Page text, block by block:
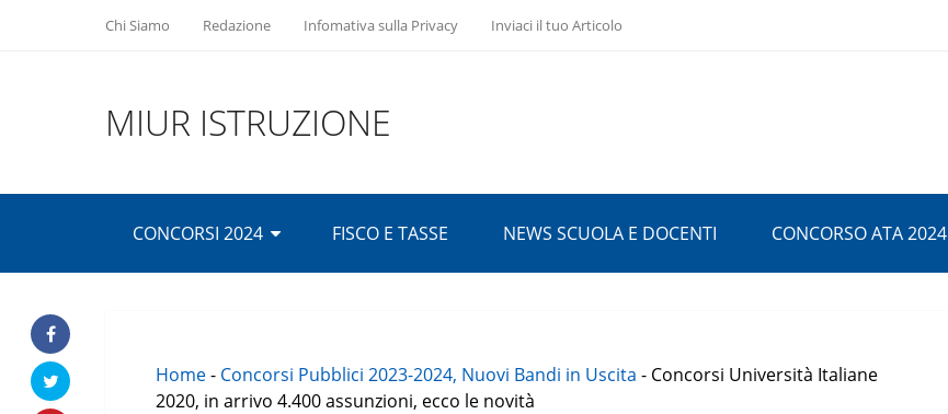
Chi Siamo Redazione Infomativa sulla Privacy Inviaci il tuo Articolo
MIUR ISTRUZIONE
CONCORSI 2024 FISCO E TASSE NEWS SCUOLA E DOCENTI CONCORSO ATA 2024
Home- Concorsi Pubblici 2023-2024, Nuovi Bandi in Uscita - Concorsi Università Italiane
2020, in arrivo 4.400 assunzioni, ecco le novità